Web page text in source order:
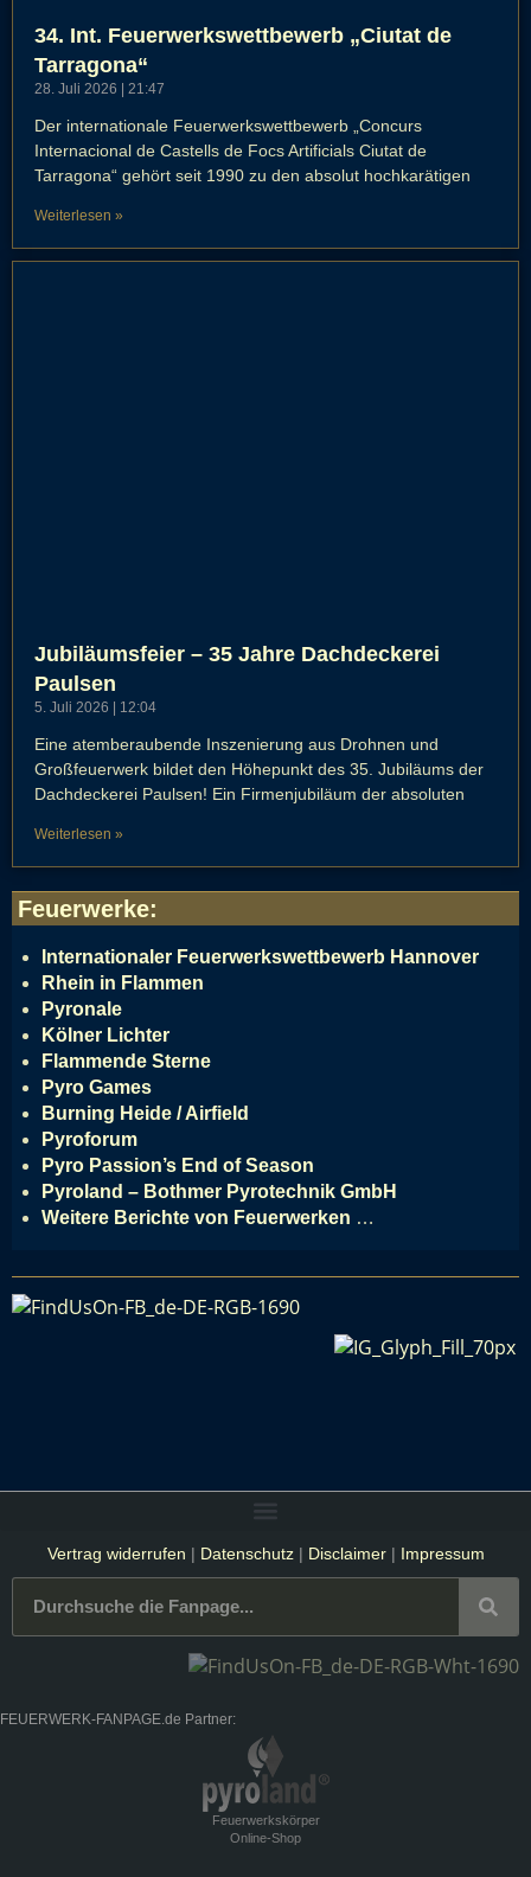
34. Int. Feuerwerkswettbewerb „Ciutat de
Tarragona“
28. Juli 2026 21:47
Der internationale Feuerwerkswettbewerb „Concurs
Internacional de Castells de Focs Artificials Ciutat de
Tarragona“ gehört seit 1990 zu den absolut hochkarätigen
Weiterlesen »
Jubiläumsfeier – 35 Jahre Dachdeckerei
Paulsen
5. Juli 2026 12:04
Eine atemberaubende Inszenierung aus Drohnen und
Großfeuerwerk bildet den Höhepunkt des 35. Jubiläums der
Dachdeckerei Paulsen! Ein Firmenjubiläum der absoluten
Weiterlesen »
Feuerwerke:
Internationaler Feuerwerkswettbewerb Hannover
Rhein in Flammen
Pyronale
Kölner Lichter
Flammende Sterne
Pyro Games
Burning Heide / Airfield
Pyroforum
Pyro Passion’s End of Season
Pyroland – Bothmer Pyrotechnik GmbH
Weitere Berichte von Feuerwerken …
Vertrag widerrufen | Datenschutz| Disclaimer| Impressum
FEUERWERK-FANPAGE.de Partner:
Feuerwerkskörper
Online-Shop